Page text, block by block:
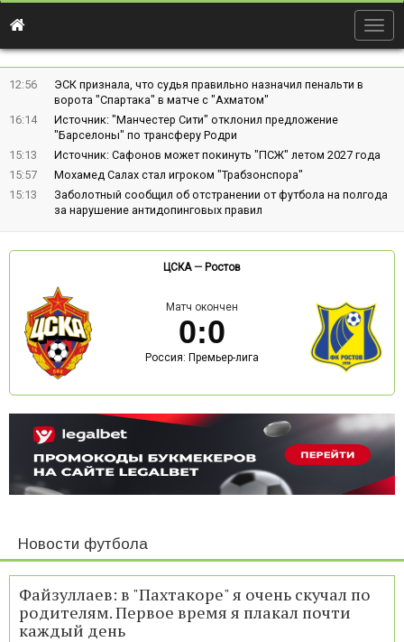
12:56
ЭСК признала, что судья правильно назначил пенальти в
ворота "Спартака" в матче с "Ахматом"
16:14
Источник: "Манчестер Сити" отклонил предложение
"Барселоны" по трансферу Родри
15:13
Источник: Сафонов может покинуть "ПСЖ" летом 2027 года
15:57
Мохамед Салах стал игроком "Трабзонспора"
15:13
Заболотный сообщил об отстранении от футбола на полгода
за нарушение антидопинговых правил
ЦСКА— Ростов
Матч окончен
0:0
Россия: Премьер-лига
Новости футбола
Файзуллаев: в "Пахтакоре" я очень скучал по
родителям. Первое время я плакал почти
каждый день